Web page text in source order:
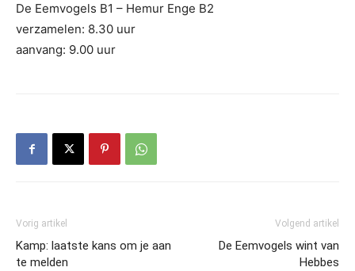
De Eemvogels B1 – Hemur Enge B2
verzamelen: 8.30 uur
aanvang: 9.00 uur
Vorig artikel
Kamp: laatste kans om je aan
te melden
Volgend artikel
De Eemvogels wint van
Hebbes